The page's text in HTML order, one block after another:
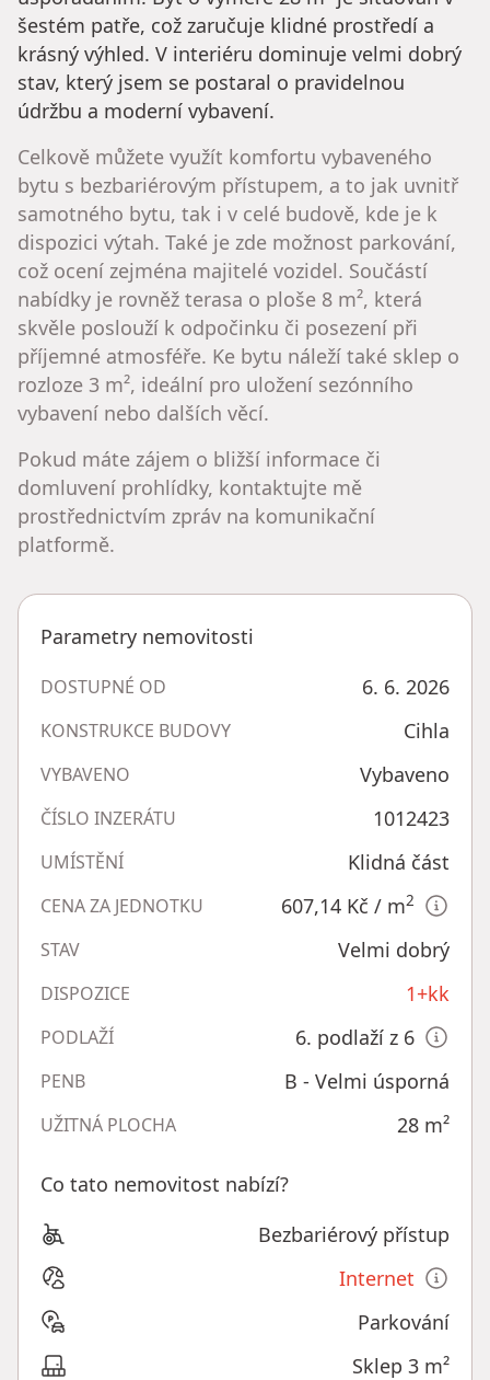
šestém patře, což zaručuje klidné prostředí a
krásný výhled. V interiéru dominuje velmi dobrý
stav, který jsem se postaral o pravidelnou
údržbu a moderní vybavení.
Celkově můžete využít komfortu vybaveného
bytu s bezbariérovým přístupem, a to jak uvnitř
samotného bytu, tak i v celé budově, kde je k
dispozici výtah. Také je zde možnost parkování,
což ocení zejména majitelé vozidel. Součástí
nabídky je rovněž terasa o ploše 8 m², která
skvěle poslouží k odpočinku či posezení při
příjemné atmosféře. Ke bytu náleží také sklep o
rozloze 3 m², ideální pro uložení sezónního
vybavení nebo dalších věcí.
Pokud máte zájem o bližší informace či
domluvení prohlídky, kontaktujte mě
prostřednictvím zpráv na komunikační
platformě.
Parametry nemovitosti
DOSTUPNÉ OD 6. 6. 2026
KONSTRUKCE BUDOVY Cihla
VYBAVENO Vybaveno
ČÍSLO INZERÁTU 1012423
UMÍSTĚNÍ Klidná část
CENA ZA JEDNOTKU 607,14 Kč / m2
STAV Velmi dobrý
DISPOZICE 1+kk
PODLAŽÍ 6. podlaží z 6
PENB B - Velmi úsporná
UŽITNÁ PLOCHA 28 m²
Co tato nemovitost nabízí?
Bezbariérový přístup
Internet
Parkování
Sklep 3 m²